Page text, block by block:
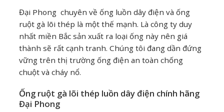
Đại Phong chuyên về ống luồn dây điện và ống
ruột gà lõi thép là một thế mạnh. Là công ty duy
nhất miền Bắc sản xuất ra loại ống này nên giá
thành sẽ rất cạnh tranh. Chúng tôi đang dần đứng
vững trên thị trường ống điện an toàn chống
chuột và cháy nổ.
Ống ruột gà lõi thép luồn dây điện chính hãng
Đại Phong